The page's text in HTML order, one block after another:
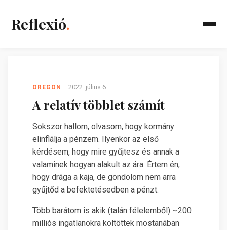
Reflexió.
OREGON 2022. július 6.
A relatív többlet számít
Sokszor hallom, olvasom, hogy kormány
elinflálja a pénzem. Ilyenkor az első
kérdésem, hogy mire gyűjtesz és annak a
valaminek hogyan alakult az ára. Értem én,
hogy drága a kaja, de gondolom nem arra
gyűjtőd a befektetésedben a pénzt.
Több barátom is akik (talán félelemből) ~200
milliós ingatlanokra költöttek mostanában